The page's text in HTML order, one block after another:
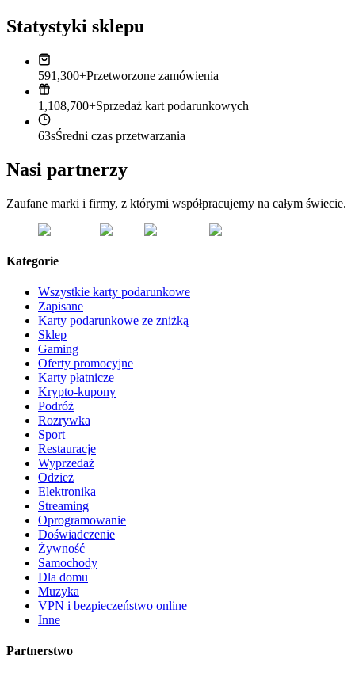
Statystyki sklepu
591,300+Przetworzone zamówienia
1,108,700+Sprzedaż kart podarunkowych
63sŚredni czas przetwarzania
Nasi partnerzy
Zaufane marki i firmy, z którymi współpracujemy na całym świecie.
Kategorie
Wszystkie karty podarunkowe
Zapisane
Karty podarunkowe ze zniżką
Sklep
Gaming
Oferty promocyjne
Karty płatnicze
Krypto-kupony
Podróż
Rozrywka
Sport
Restauracje
Wyprzedaż
Odzież
Elektronika
Streaming
Oprogramowanie
Doświadczenie
Żywność
Samochody
Dla domu
Muzyka
VPN i bezpieczeństwo online
Inne
Partnerstwo